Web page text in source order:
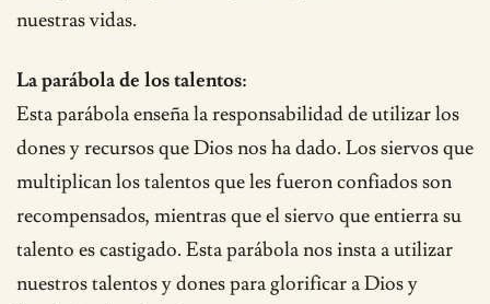
nuestras vidas.
La parábola de los talentos:
Esta parábola enseña la responsabilidad de utilizar los
dones y recursos que Dios nos ha dado. Los siervos que
multiplican los talentos que les fueron confiados son
recompensados, mientras que el siervo que entierra su
talento es castigado. Esta parábola nos insta a utilizar
nuestros talentos y dones para glorificar a Dios y